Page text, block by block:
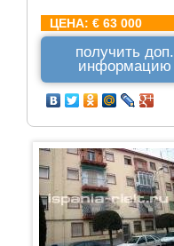
ЦЕНА: € 63 000
получить доп.
информацию